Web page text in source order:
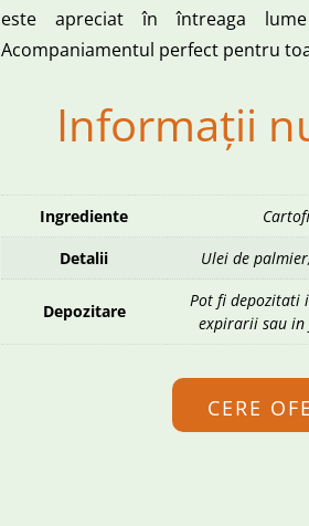
este apreciat în întreaga
Acompaniamentul perfect pentru
Informații
Ingrediente
Detalii
Ulei de
Depozitare
Pot fi depozitati
expirarii sau in
CERE